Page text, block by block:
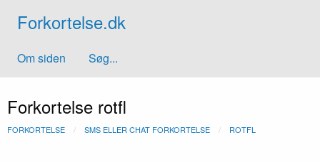
Forkortelse.dk
Om siden Søg...
Forkortelse rotfl
FORKORTELSE SMS ELLER CHAT FORKORTELSE ROTFL